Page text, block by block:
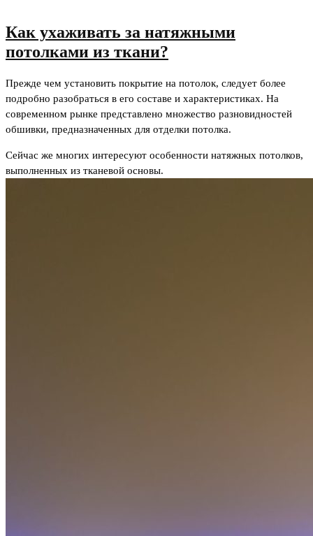
Как ухаживать за натяжными
потолками из ткани?
Прежде чем установить покрытие на потолок, следует более
подробно разобраться в его составе и характеристиках. На
современном рынке представлено множество разновидностей
обшивки, предназначенных для отделки потолка.
Сейчас же многих интересуют особенности натяжных потолков,
выполненных из тканевой основы.